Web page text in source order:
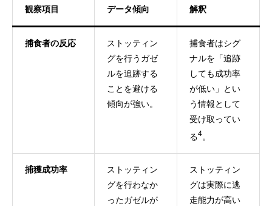
観察項目 データ傾向 解釈
捕食者の反応
ストッティン
グを行うガゼ
ルを追跡する
ことを避ける
傾向が強い。
捕食者はシグ
ナルを「追跡
しても成功率
が低い」とい
う情報として
受け取ってい
る4。
捕獲成功率
ストッティン
グを行わなか
ったガゼルが
ストッティン
グは実際に逃
走能力が高い